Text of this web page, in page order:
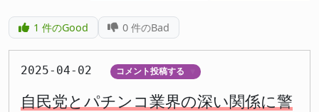
1 件のGood 0 件のBad
2025-04-02 コメント投稿する
自民党とパチンコ業界の深い関係に警